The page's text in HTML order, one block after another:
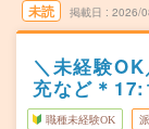
未読 掲載日 2026/
＼未経験
充など＊
職種未経験OK